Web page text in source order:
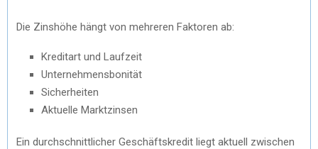
Die Zinshöhe hängt von mehreren Faktoren ab:
Kreditart und Laufzeit
Unternehmensbonität
Sicherheiten
Aktuelle Marktzinsen
Ein durchschnittlicher Geschäftskredit liegt aktuell zwischen